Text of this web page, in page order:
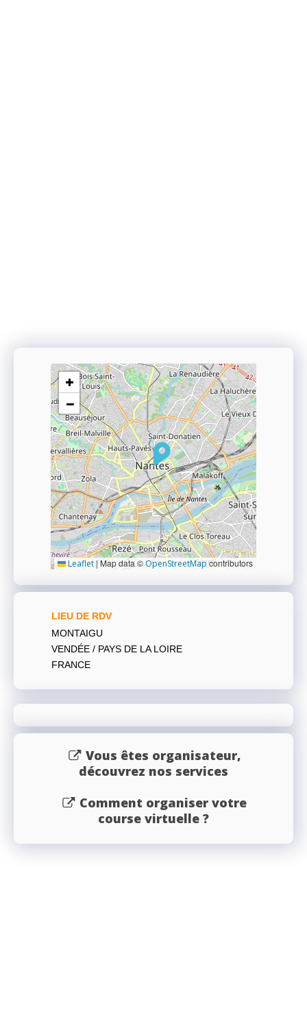
+
−
Leaflet | Map data © OpenStreetMapcontributors
LIEU DE RDV
MONTAIGU
VENDÉE / PAYS DE LA LOIRE
FRANCE
Vous êtes organisateur,
découvrez nos services
Comment organiser votre
course virtuelle ?